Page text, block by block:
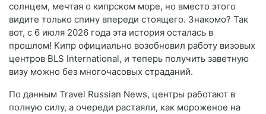
солнцем, мечтая о кипрском море, но вместо этого
видите только спину впереди стоящего. Знакомо? Так
вот, с 6 июля 2026 года эта история осталась в
прошлом! Кипр официально возобновил работу визовых
центров BLS International, и теперь получить заветную
визу можно без многочасовых страданий.
По данным Travel Russian News, центры работают в
полную силу, а очереди растаяли, как мороженое на